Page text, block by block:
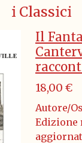
i Classici
Il
18,00 €
Autore/
Edizione